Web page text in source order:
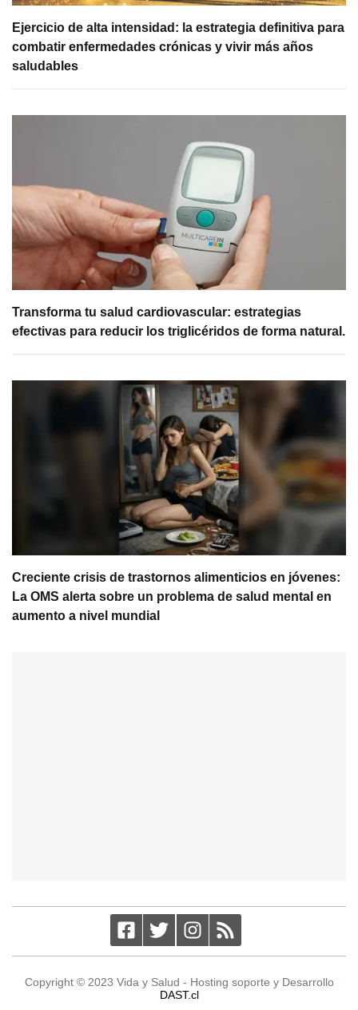
Ejercicio de alta intensidad: la estrategia definitiva para
combatir enfermedades crónicas y vivir más años
saludables
Transforma tu salud cardiovascular: estrategias
efectivas para reducir los triglicéridos de forma natural.
Creciente crisis de trastornos alimenticios en jóvenes:
La OMS alerta sobre un problema de salud mental en
aumento a nivel mundial
Copyright © 2023 Vida y Salud - Hosting soporte y Desarrollo
DAST.cl